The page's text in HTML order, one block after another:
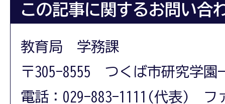
この記事に関するお問い合
教育局 学務課
〒305-8555 つくば市研究学園
電話：029-883-1111(代表) フ